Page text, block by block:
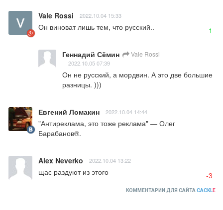
Vale Rossi 2022.10.04 15:33
Он виноват лишь тем, что русский.. 1
Геннадий Сёмин Vale Rossi
2022.10.05 07:39
Он не русский, а мордвин. А это две большие
разницы. )))
Евгений Ломакин 2022.10.04 14:44
"Антиреклама, это тоже реклама" — Олег
Барабанов®.
Alex Neverko 2022.10.04 13:22
щас раздуют из этого -3
КОММЕНТАРИИ ДЛЯ САЙТА CACKLE